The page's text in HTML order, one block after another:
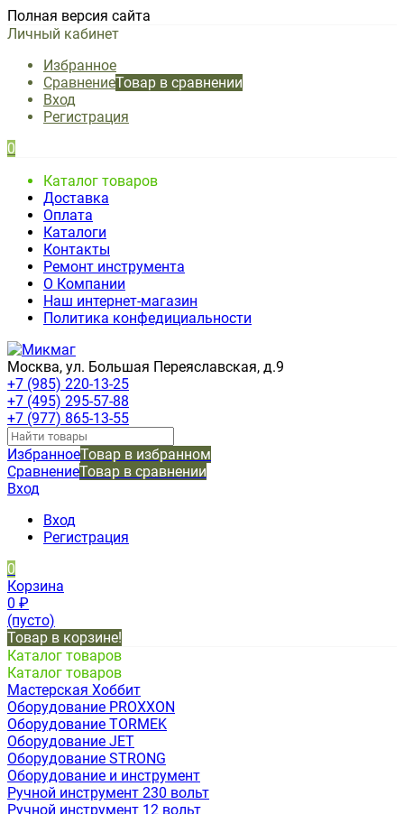
Полная версия сайта
Личный кабинет
Избранное
СравнениеТовар в сравнении
Вход
Регистрация
0
Каталог товаров
Доставка
Оплата
Каталоги
Контакты
Ремонт инструмента
О Компании
Наш интернет-магазин
Политика конфедициальности
Москва, ул. Большая Переяславская, д.9
+7 (985) 220-13-25
+7 (495) 295-57-88
+7 (977) 865-13-55
ИзбранноеТовар в избранном
СравнениеТовар в сравнении
Вход
Вход
Регистрация
0
Корзина
0 ₽
(пусто)
Товар в корзине!
Каталог товаров
Каталог товаров
Мастерская Хоббит
Оборудование PROXXON
Оборудование TORMEK
Оборудование JET
Оборудование STRONG
Оборудование и инструмент
Ручной инструмент 230 вольт
Ручной инструмент 12 вольт